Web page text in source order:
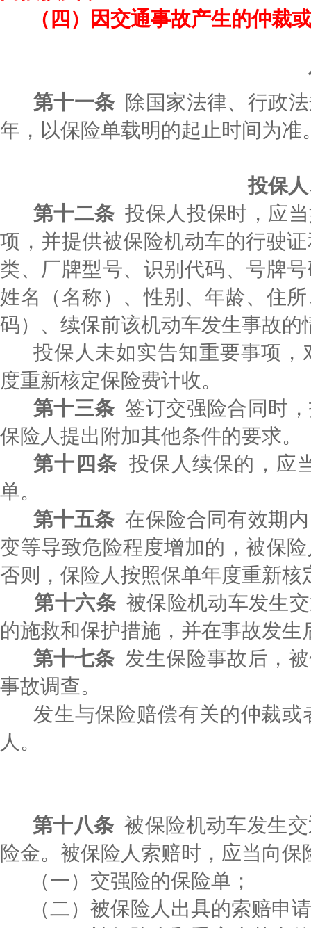
（四）因交通事故产生的仲裁
第十一条 除国家法律、行政
年，以保险单载明的起止时间为准
投保
第十二条 投保人投保时，应
项，并提供被保险机动车的行驶
类、厂牌型号、识别代码、号牌
姓名（名称）、性别、年龄、住
码）、续保前该机动车发生事故
投保人未如实告知重要事项
度重新核定保险费计收。
第十三条 签订交强险合同时
保险人提出附加其他条件的要求。
第十四条 投保人续保的，应
单。
第十五条 在保险合同有效期
变等导致危险程度增加的，被保
否则，保险人按照保单年度重新核
第十六条 被保险机动车发生
的施救和保护措施，并在事故发生
第十七条 发生保险事故后，
事故调查。
发生与保险赔偿有关的仲裁
人。
第十八条 被保险机动车发生
险金。被保险人索赔时，应当向
（一）交强险的保险单；
（二）被保险人出具的索赔申